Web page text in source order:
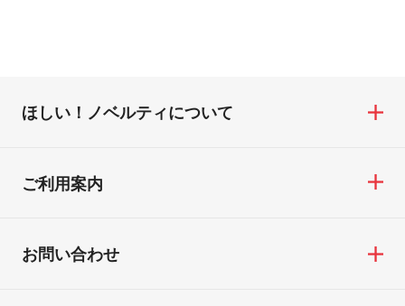
ほしい！ノベルティについて
ご利用案内
お問い合わせ